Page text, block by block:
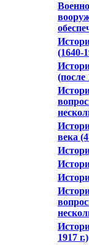
(1640-
(после
века
1917 г.)